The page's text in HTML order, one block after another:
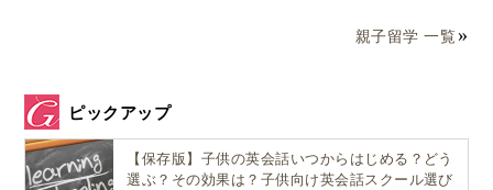
親子留学 一覧
ピックアップ
【保存版】子供の英会話いつからはじめる？どう
選ぶ？その効果は？子供向け英会話スクール選び